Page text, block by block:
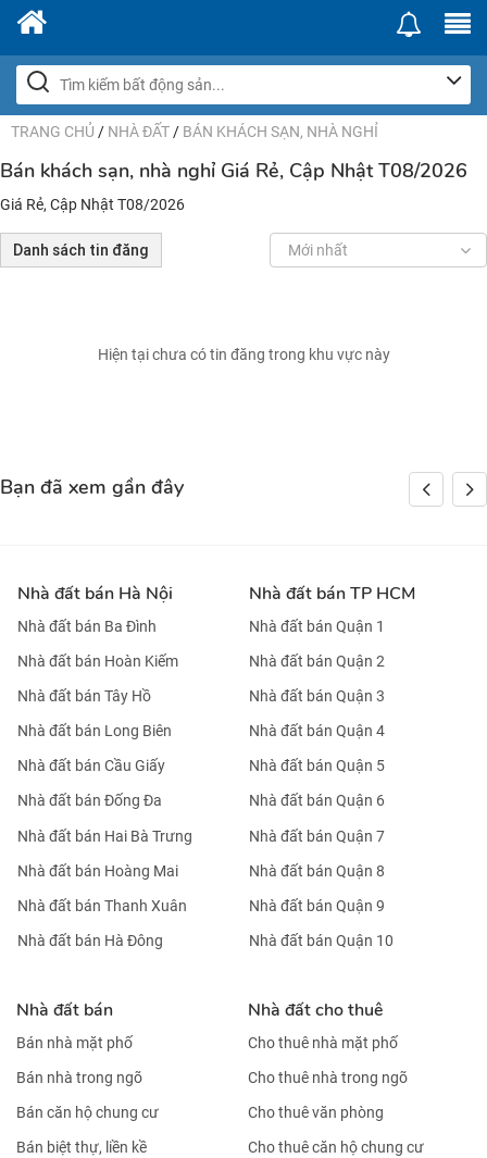
TRANG CHỦ / NHÀ ĐẤT / BÁN KHÁCH SẠN, NHÀ NGHỈ
Bán khách sạn, nhà nghỉ Giá Rẻ, Cập Nhật T08/2026
Giá Rẻ, Cập Nhật T08/2026
Danh sách tin đăng Mới nhất
Hiện tại chưa có tin đăng trong khu vực này
Bạn đã xem gần đây
Nhà đất bán Hà Nội
Nhà đất bán Ba Đình
Nhà đất bán Hoàn Kiếm
Nhà đất bán Tây Hồ
Nhà đất bán Long Biên
Nhà đất bán Cầu Giấy
Nhà đất bán Đống Đa
Nhà đất bán Hai Bà Trưng
Nhà đất bán Hoàng Mai
Nhà đất bán Thanh Xuân
Nhà đất bán Hà Đông
Nhà đất bán TP HCM
Nhà đất bán Quận 1
Nhà đất bán Quận 2
Nhà đất bán Quận 3
Nhà đất bán Quận 4
Nhà đất bán Quận 5
Nhà đất bán Quận 6
Nhà đất bán Quận 7
Nhà đất bán Quận 8
Nhà đất bán Quận 9
Nhà đất bán Quận 10
Nhà đất bán
Bán nhà mặt phố
Bán nhà trong ngõ
Bán căn hộ chung cư
Bán biệt thự, liền kề
Nhà đất cho thuê
Cho thuê nhà mặt phố
Cho thuê nhà trong ngõ
Cho thuê văn phòng
Cho thuê căn hộ chung cư